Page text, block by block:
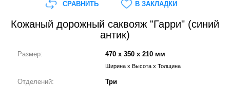
Кожаный дорожный саквояж "Гарри" (синий
антик)
Размер: 470 x 350 x 210 мм
Ширина x Высота x Толщина
Отделений: Три
СРАВНИТЬ В ЗАКЛАДКИ